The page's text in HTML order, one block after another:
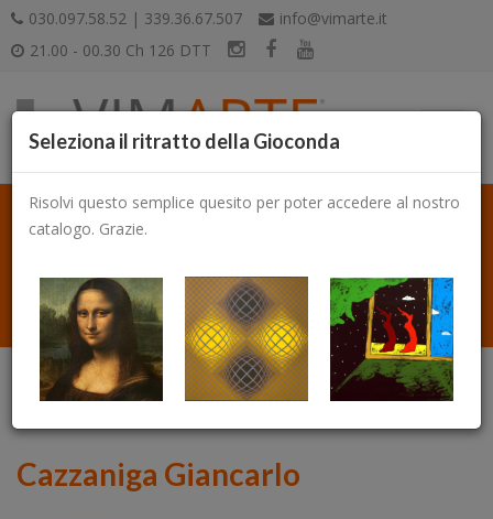
030.097.58.52 | 339.36.67.507
info@vimarte.it
21.00 - 00.30 Ch 126 DTT
Cazzaniga Giancarlo
Seleziona il ritratto della Gioconda
Risolvi questo semplice quesito per poter accedere al nostro
catalogo. Grazie.